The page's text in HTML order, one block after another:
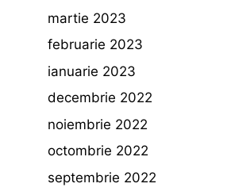
martie 2023
februarie 2023
ianuarie 2023
decembrie 2022
noiembrie 2022
octombrie 2022
septembrie 2022